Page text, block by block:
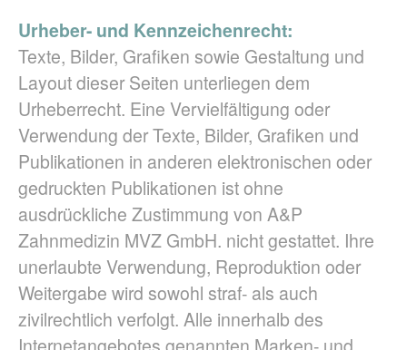
Urheber- und Kennzeichenrecht:
Texte, Bilder, Grafiken sowie Gestaltung und
Layout dieser Seiten unterliegen dem
Urheberrecht. Eine Vervielfältigung oder
Verwendung der Texte, Bilder, Grafiken und
Publikationen in anderen elektronischen oder
gedruckten Publikationen ist ohne
ausdrückliche Zustimmung von A&P
Zahnmedizin MVZ GmbH. nicht gestattet. Ihre
unerlaubte Verwendung, Reproduktion oder
Weitergabe wird sowohl straf- als auch
zivilrechtlich verfolgt. Alle innerhalb des